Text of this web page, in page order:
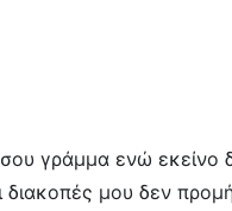
γράμμα ενώ εκείνο
μου δεν